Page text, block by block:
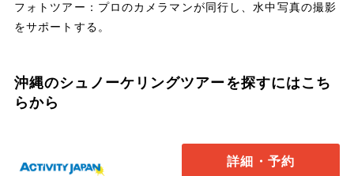
フォトツアー：プロのカメラマンが同行し、水中写真の撮影
をサポートする。
沖縄のシュノーケリングツアーを探すにはこち
らから
詳細・予約